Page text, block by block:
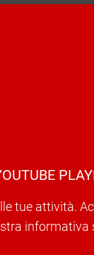
tue attività.
informativa